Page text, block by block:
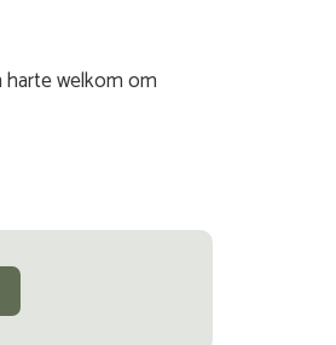
welkom om